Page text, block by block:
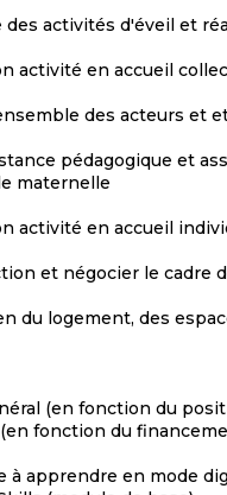
activités d'éveil et
activité en accueil
des acteurs et
pédagogique et
maternelle
activité en accueil
et négocier le cadre
du logement, des
(en fonction du
fonction du
à apprendre en mode